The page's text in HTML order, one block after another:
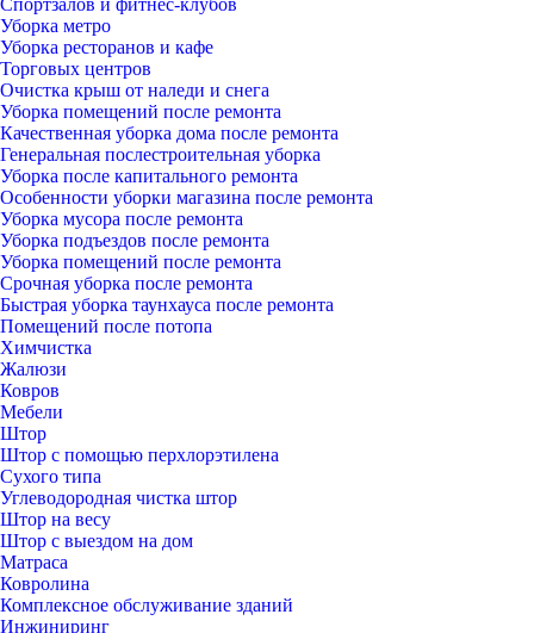
Спортзалов и фитнес-клубов
Уборка метро
Уборка ресторанов и кафе
Торговых центров
Очистка крыш от наледи и снега
Уборка помещений после ремонта
Качественная уборка дома после ремонта
Генеральная послестроительная уборка
Уборка после капитального ремонта
Особенности уборки магазина после ремонта
Уборка мусора после ремонта
Уборка подъездов после ремонта
Уборка помещений после ремонта
Срочная уборка после ремонта
Быстрая уборка таунхауса после ремонта
Помещений после потопа
Химчистка
Жалюзи
Ковров
Мебели
Штор
Штор с помощью перхлорэтилена
Сухого типа
Углеводородная чистка штор
Штор на весу
Штор с выездом на дом
Матраса
Ковролина
Комплексное обслуживание зданий
Инжиниринг